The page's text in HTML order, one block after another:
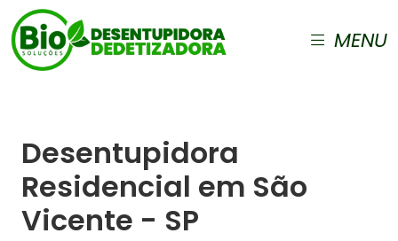
MENU
Desentupidora
Residencial em São
Vicente - SP